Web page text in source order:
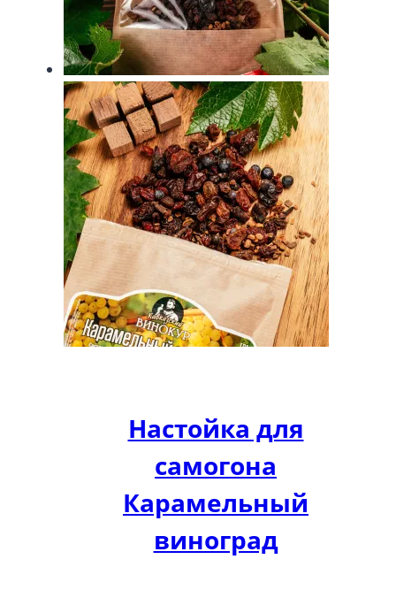
Настойка для
самогона
Карамельный
виноград